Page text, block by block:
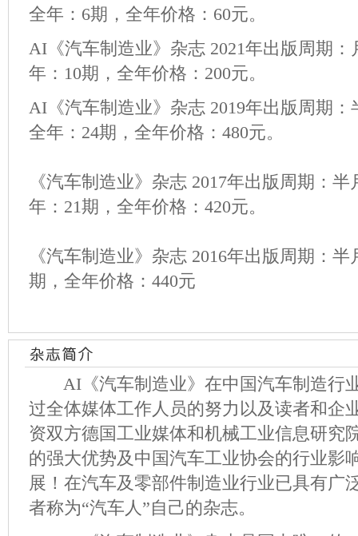
全年：6期，全年价格：60元。
AI《汽车制造业》杂志 2021年出版周期
年：10期，全年价格：200元。
AI《汽车制造业》杂志 2019年出版周期
全年：24期，全年价格：480元。
《汽车制造业》杂志 2017年出版周期：
年：21期，全年价格：420元。
《汽车制造业》杂志 2016年出版周期：
期，全年价格：440元
AI《汽车制造业》在中国汽车制造行
过全体媒体工作人员的努力以及读者和企
资双方德国工业媒体和机械工业信息研究
的强大优势及中国汽车工业协会的行业影
展！在汽车及零部件制造业行业已具有广
者称为“汽车人”自己的杂志。